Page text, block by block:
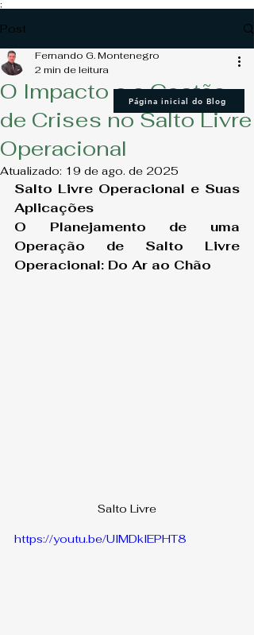
;
Post
O Impacto e a Gestão
de Crises no Salto Livre
Operacional
Fernando G. Montenegro
2 min de leitura
Atualizado: 19 de ago. de 2025
Salto Livre Operacional e Suas
Aplicações
O Planejamento de uma
Operação de Salto Livre
Operacional: Do Ar ao Chão
Salto Livre
https://youtu.be/UlMDklEPHT8
Página inicial do Blog